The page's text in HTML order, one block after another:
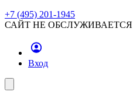
+7 (495) 201-1945
САЙТ НЕ ОБСЛУЖИВАЕТСЯ
Вход